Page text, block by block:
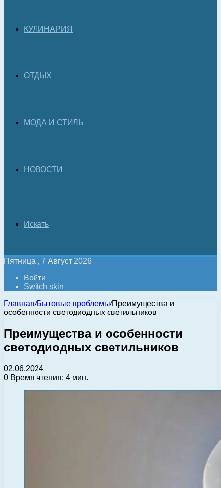
КУЛИНАРИЯ
ОТДЫХ
МОДА И СТИЛЬ
НОВОСТИ
Искать
Пятница , 7 Август 2026
Войти
Switch skin
Главная/Бытовые проблемы/Преимущества и
особенности светодиодных светильников
Преимущества и особенности
светодиодных светильников
02.06.2024
0 Время чтения: 4 мин.